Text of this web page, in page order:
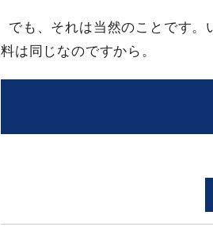
でも、それは当然のことです
料は同じなのですから。